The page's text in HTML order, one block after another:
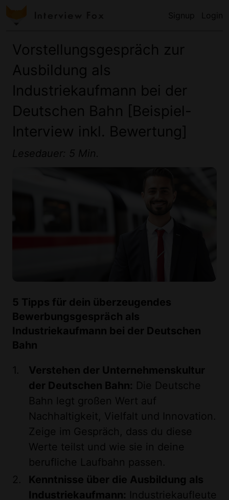
Signup Login
Vorstellungsgespräch zur
Ausbildung als
Industriekaufmann bei der
Deutschen Bahn [Beispiel-
Interview inkl. Bewertung]
Lesedauer: 5 Min.
5 Tipps für dein überzeugendes
Bewerbungsgespräch als
Industriekaufmann bei der Deutschen
Bahn
Verstehen der Unternehmenskultur
der Deutschen Bahn: Die Deutsche
Bahn legt großen Wert auf
Nachhaltigkeit, Vielfalt und Innovation.
Zeige im Gespräch, dass du diese
Werte teilst und wie sie in deine
berufliche Laufbahn passen.
Kenntnisse über die Ausbildung als
Industriekaufmann: Industriekaufleute